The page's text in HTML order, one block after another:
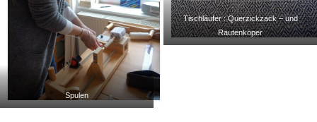
Spulen
Tischläufer : Querzickzack – und
Rautenköper